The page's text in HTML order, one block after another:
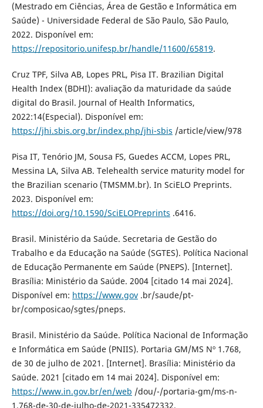
(Mestrado em Ciências, Área de Gestão e Informática em
Saúde) - Universidade Federal de São Paulo, São Paulo,
2022. Disponível em:
https://repositorio.unifesp.br/handle/11600/65819.
Cruz TPF, Silva AB, Lopes PRL, Pisa IT. Brazilian Digital
Health Index (BDHI): avaliação da maturidade da saúde
digital do Brasil. Journal of Health Informatics,
2022:14(Especial). Disponível em:
https://jhi.sbis.org.br/index.php/jhi-sbis /article/view/978
Pisa IT, Tenório JM, Sousa FS, Guedes ACCM, Lopes PRL,
Messina LA, Silva AB. Telehealth service maturity model for
the Brazilian scenario (TMSMM.br). In SciELO Preprints.
2023. Disponível em:
https://doi.org/10.1590/SciELOPreprints .6416.
Brasil. Ministério da Saúde. Secretaria de Gestão do
Trabalho e da Educação na Saúde (SGTES). Política Nacional
de Educação Permanente em Saúde (PNEPS). [Internet].
Brasília: Ministério da Saúde. 2004 [citado 14 mai 2024].
Disponível em: https://www.gov.br/saude/pt-
br/composicao/sgtes/pneps.
Brasil. Ministério da Saúde. Política Nacional de Informação
e Informática em Saúde (PNIIS). Portaria GM/MS Nº 1.768,
de 30 de julho de 2021. [Internet]. Brasília: Ministério da
Saúde. 2021 [citado em 14 mai 2024]. Disponível em:
https://www.in.gov.br/en/web /dou/-/portaria-gm/ms-n-
1.768-de-30-de-julho-de-2021-335472332.